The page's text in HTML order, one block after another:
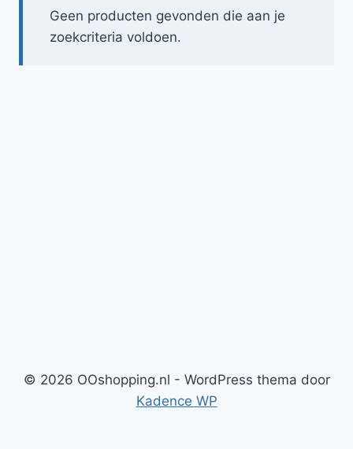
Geen producten gevonden die aan je
zoekcriteria voldoen.
© 2026 OOshopping.nl - WordPress thema door
Kadence WP